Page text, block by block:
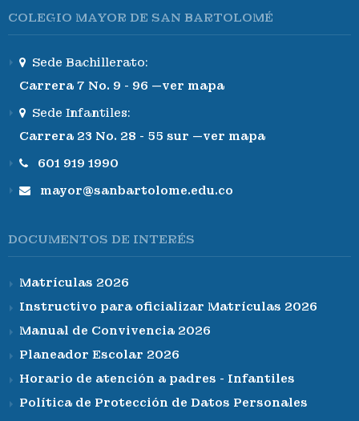
COLEGIO MAYOR DE SAN BARTOLOMÉ
Sede Bachillerato:
Carrera 7 No. 9 - 96 —ver mapa
Sede Infantiles:
Carrera 23 No. 28 - 55 sur —ver mapa
601 919 1990
mayor@sanbartolome.edu.co
DOCUMENTOS DE INTERÉS
Matrículas 2026
Instructivo para oficializar Matrículas 2026
Manual de Convivencia 2026
Planeador Escolar 2026
Horario de atención a padres - Infantiles
Política de Protección de Datos Personales